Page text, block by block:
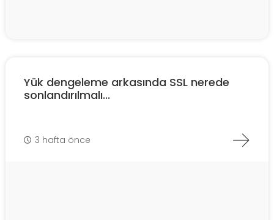
Yük dengeleme arkasında SSL nerede
sonlandırılmalı...
3 hafta önce